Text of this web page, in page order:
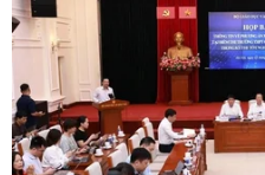
Thủ tướng Israel
thành viên đảng Likud
chức bầu cử nghị viện
Quốc phòng Avigdor